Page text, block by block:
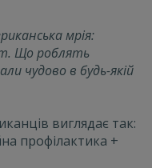
мрія:
Що роблять
чудово в будь-якій
виглядає так:
профілактика +